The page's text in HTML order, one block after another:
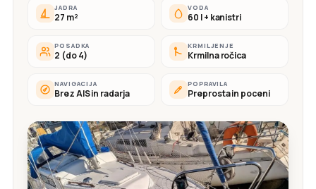
JADRA
27 m²
VODA
60 l + kanistri
POSADKA
2 (do 4)
KRMILJENJE
Krmilna ročica
NAVIGACIJA
Brez AIS in radarja
POPRAVILA
Preprosta in poceni